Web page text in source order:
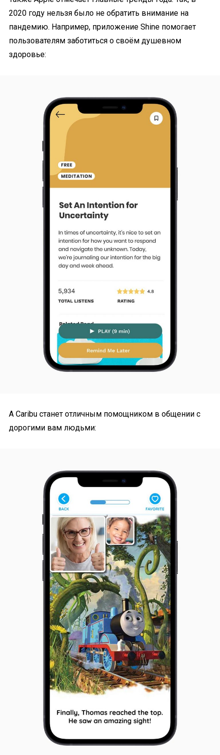
2020 году нельзя было не обратить внимание на
пандемию. Например, приложение Shine помогает
пользователям заботиться о своём душевном
здоровье:
А Caribu станет отличным помощником в общении с
дорогими вам людьми: